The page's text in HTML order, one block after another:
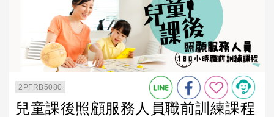
2PFRB5080
兒童課後照顧服務人員職前訓練課程